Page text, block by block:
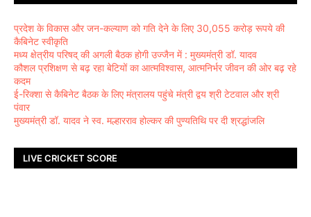
प्रदेश के विकास और जन-कल्याण को गति देने के लिए 30,055 करोड़ रूपये की
कैबिनेट स्वीकृति
मध्य क्षेत्रीय परिषद् की अगली बैठक होगी उज्जैन में : मुख्यमंत्री डॉ. यादव
कौशल प्रशिक्षण से बढ़ रहा बेटियों का आत्मविश्वास, आत्मनिर्भर जीवन की ओर बढ़ रहे
कदम
ई-रिक्शा से कैबिनेट बैठक के लिए मंत्रालय पहुंचे मंत्री द्वय श्री टेटवाल और श्री
पंवार
मुख्यमंत्री डॉ. यादव ने स्व. मल्हारराव होल्कर की पुण्यतिथि पर दी श्रद्धांजलि
LIVE CRICKET SCORE